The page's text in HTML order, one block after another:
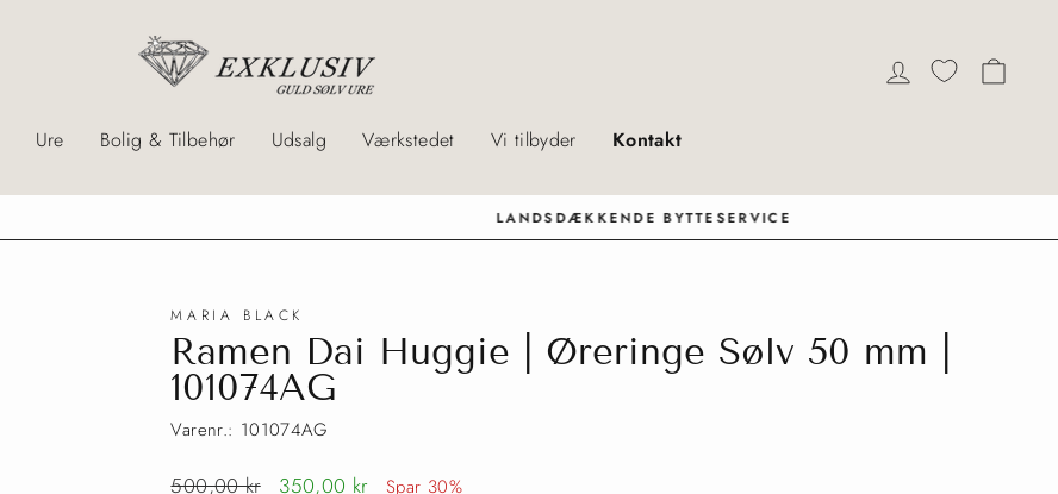
Log ind
Ure Bolig & Tilbehør Udsalg Værkstedet Vi tilbyder Kontakt
MARIA BLACK
Ramen Dai Huggie | Øreringe Sølv 50 mm |
101074AG
Varenr.: 101074AG
Normalpris
500,00 kr Tilbudspris
350,00 kr Spar 30%